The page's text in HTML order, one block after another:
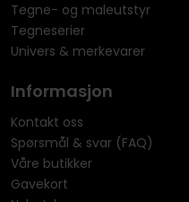
Tegne- og maleutstyr
Tegneserier
Univers & merkevarer
Informasjon
Kontakt oss
Spørsmål & svar (FAQ)
Våre butikker
Gavekort